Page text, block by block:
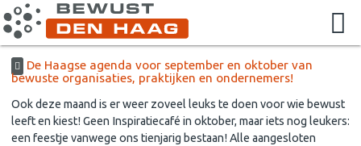
De Haagse agenda voor september en oktober van
bewuste organisaties, praktijken en ondernemers!
Ook deze maand is er weer zoveel leuks te doen voor wie bewust
leeft en kiest! Geen Inspiratiecafé in oktober, maar iets nog leukers:
een feestje vanwege ons tienjarig bestaan! Alle aangesloten